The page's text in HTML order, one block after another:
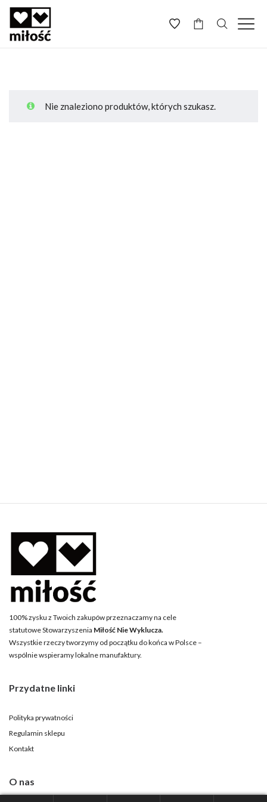
Nie znaleziono produktów, których szukasz.
100% zysku z Twoich zakupów przeznaczamy na cele
statutowe Stowarzyszenia Miłość Nie Wyklucza.
Wszystkie rzeczy tworzymy od początku do końca w Polsce –
wspólnie wspieramy lokalne manufaktury.
Przydatne linki
Polityka prywatności
Regulamin sklepu
Kontakt
O nas